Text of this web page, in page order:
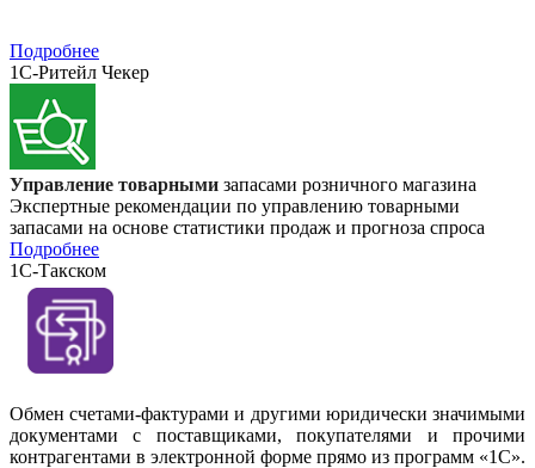
Подробнее
1С-Ритейл Чекер
Управление товарными запасами розничного магазина
Экспертные рекомендации по управлению товарными
запасами на основе статистики продаж и прогноза спроса
Подробнее
1С-Такском
Обмен счетами-фактурами и другими юридически значимыми
документами с поставщиками, покупателями и прочими
контрагентами в электронной форме прямо из программ «1С».